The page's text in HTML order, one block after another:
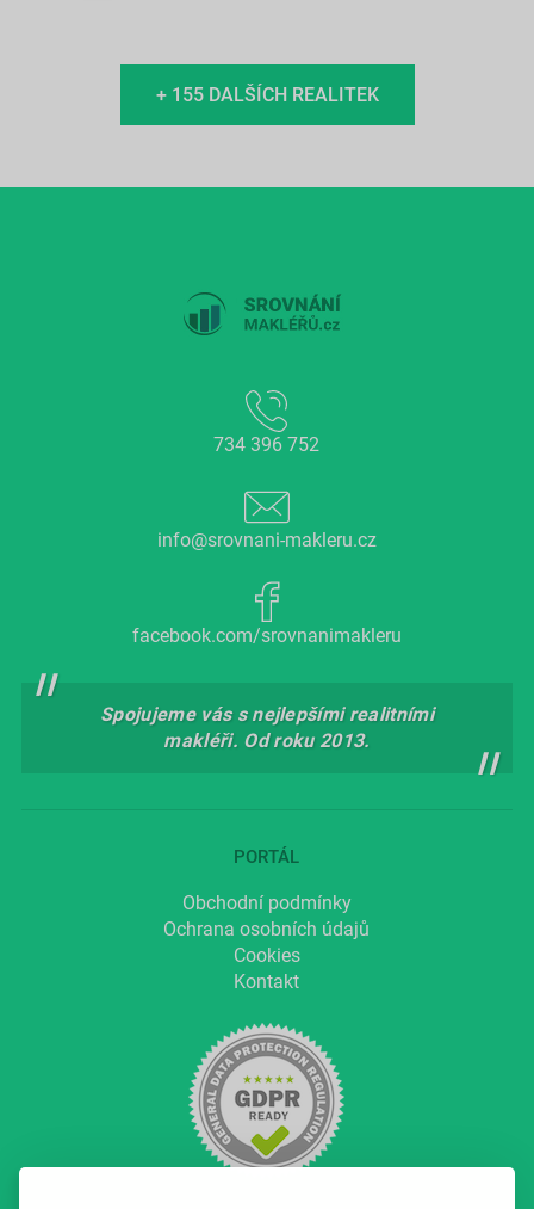
+ 155 DALŠÍCH REALITEK
734 396 752
info@srovnani-makleru.cz
facebook.com/srovnanimakleru
Spojujeme vás s nejlepšími realitními
makléři. Od roku 2013.
PORTÁL
Obchodní podmínky
Ochrana osobních údajů
Cookies
Kontakt